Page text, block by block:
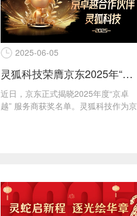
2025-06-05
灵狐科技荣膺京东2025年“京卓越”合作伙伴称号！
近日，京东正式揭晓2025年度“京卓
越” 服务商获奖名单。灵狐科技作为京